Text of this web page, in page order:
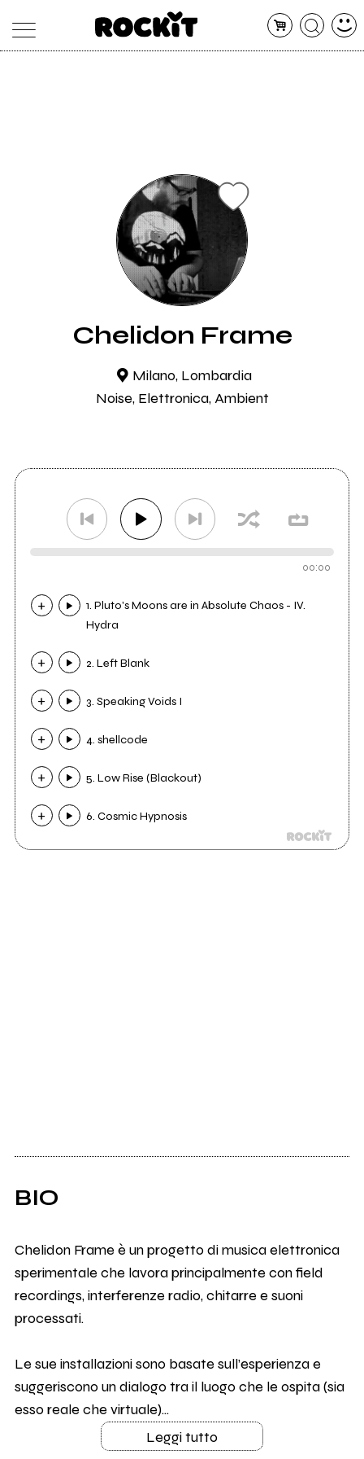
Chelidon Frame
Milano, Lombardia
Noise, Elettronica, Ambient
00:00
1. Pluto's Moons are in Absolute Chaos - IV.
Hydra
2. Left Blank
3. Speaking Voids I
4. shellcode
5. Low Rise (Blackout)
6. Cosmic Hypnosis
BIO
Chelidon Frame è un progetto di musica elettronica
sperimentale che lavora principalmente con field
recordings, interferenze radio, chitarre e suoni
processati.
Le sue installazioni sono basate sull’esperienza e
suggeriscono un dialogo tra il luogo che le ospita (sia
esso reale che virtuale)...
Leggi tutto